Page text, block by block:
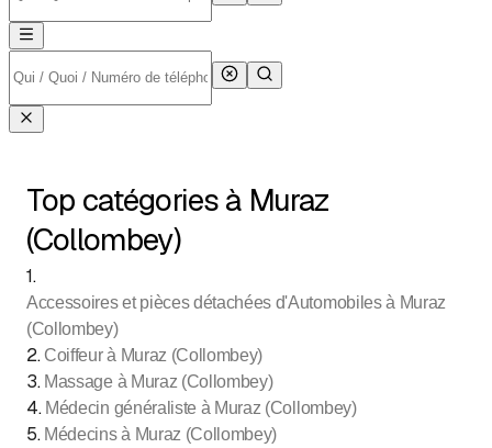
Top catégories à Muraz
(Collombey)
1.
Accessoires et pièces détachées d'Automobiles à Muraz
(Collombey)
2. Coiffeur à Muraz (Collombey)
3. Massage à Muraz (Collombey)
4. Médecin généraliste à Muraz (Collombey)
5. Médecins à Muraz (Collombey)